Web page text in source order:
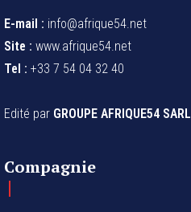
E-mail : info@afrique54.net
Site : www.afrique54.net
Tel : +33 7 54 04 32 40
Edité par GROUPE AFRIQUE54 SARL
Compagnie